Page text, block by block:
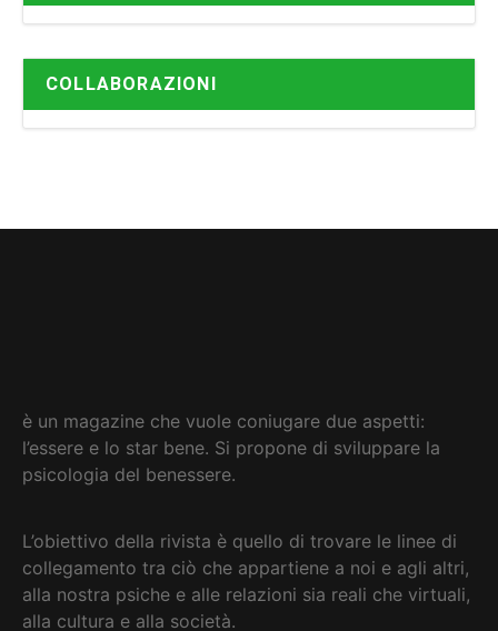
COLLABORAZIONI
è un magazine che vuole coniugare due aspetti:
l’essere e lo star bene. Si propone di sviluppare la
psicologia del benessere.
L’obiettivo della rivista è quello di trovare le linee di
collegamento tra ciò che appartiene a noi e agli altri,
alla nostra psiche e alle relazioni sia reali che virtuali,
alla cultura e alla società.